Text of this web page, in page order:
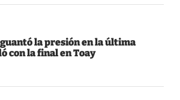
la presión en la última
con la final en Toay